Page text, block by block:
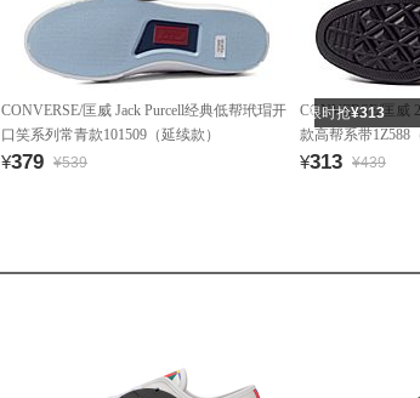
CONVERSE/匡威 Jack Purcell经典低帮玳瑁开
口笑系列常青款101509（延续款）
¥379 ¥539
限时抢¥313
CONVERSE/匡威
款高帮系带1Z588
¥313 ¥439